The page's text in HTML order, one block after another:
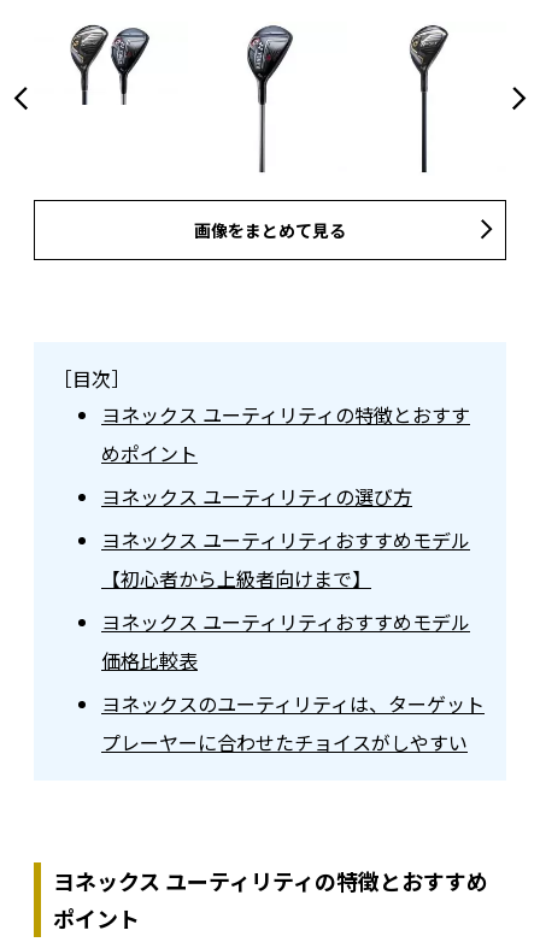
画像をまとめて見る
［目次］
ヨネックス ユーティリティの特徴とおすす
めポイント
ヨネックス ユーティリティの選び方
ヨネックス ユーティリティおすすめモデル
【初心者から上級者向けまで】
ヨネックス ユーティリティおすすめモデル
価格比較表
ヨネックスのユーティリティは、ターゲット
プレーヤーに合わせたチョイスがしやすい
ヨネックス ユーティリティの特徴とおすすめ
ポイント